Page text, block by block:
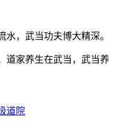
，武当功夫博大精深。
道家养生在武当，武当养